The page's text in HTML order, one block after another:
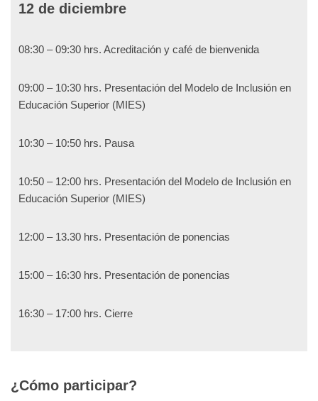
12 de diciembre
08:30 – 09:30 hrs. Acreditación y café de bienvenida
09:00 – 10:30 hrs. Presentación del Modelo de Inclusión en
Educación Superior (MIES)
10:30 – 10:50 hrs. Pausa
10:50 – 12:00 hrs. Presentación del Modelo de Inclusión en
Educación Superior (MIES)
12:00 – 13.30 hrs. Presentación de ponencias
15:00 – 16:30 hrs. Presentación de ponencias
16:30 – 17:00 hrs. Cierre
¿Cómo participar?